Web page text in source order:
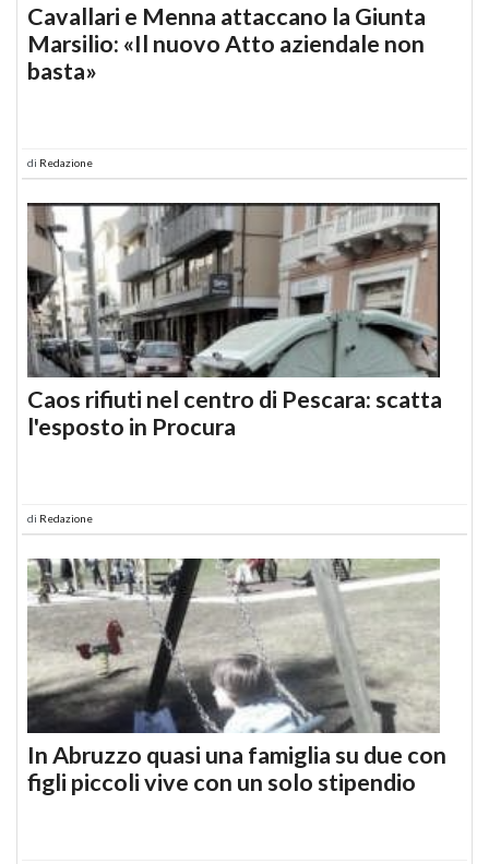
Cavallari e Menna attaccano la Giunta
Marsilio: «Il nuovo Atto aziendale non
basta»
di Redazione
Caos rifiuti nel centro di Pescara: scatta
l'esposto in Procura
di Redazione
In Abruzzo quasi una famiglia su due con
figli piccoli vive con un solo stipendio